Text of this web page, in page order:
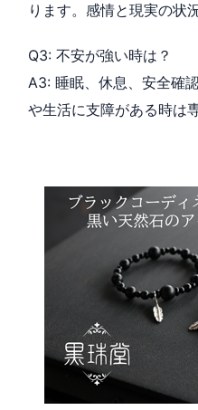
ります。感情と現実の状
Q3: 不安が強い時は？
A3: 睡眠、休息、安全確
や生活に支障がある時は